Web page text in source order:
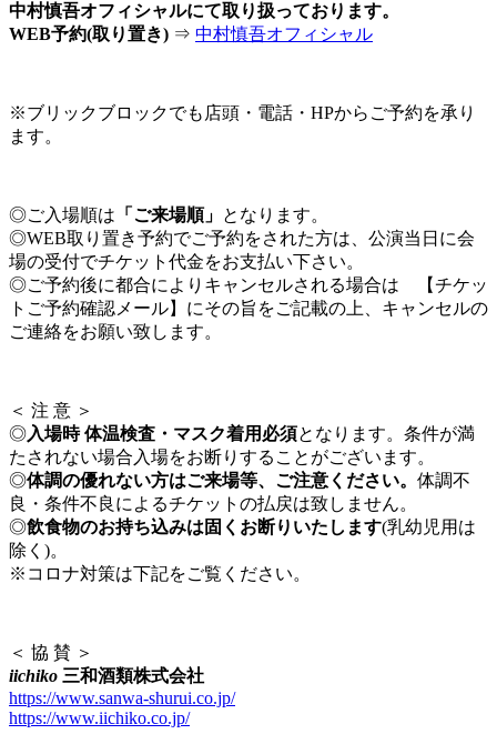
中村慎吾オフィシャルにて取り扱っております。
WEB予約(取り置き) ⇒ 中村慎吾オフィシャル
※ブリックブロックでも店頭・電話・HPからご予約を承り
ます。
◎ご入場順は 「ご来場順」 となります。
◎WEB取り置き予約でご予約をされた方は、公演当日に会
場の受付でチケット代金をお支払い下さい。
◎ご予約後に都合によりキャンセルされる場合は 【チケッ
トご予約確認メール】にその旨をご記載の上、キャンセルの
ご連絡をお願い致します。
＜ 注 意 ＞
◎入場時 体温検査・マスク着用必須となります。条件が満
たされない場合入場をお断りすることがございます。
◎体調の優れない方はご来場等、ご注意ください。 体調不
良・条件不良によるチケットの払戻は致しません。
◎飲食物のお持ち込みは固くお断りいたします(乳幼児用は
除く)。
※コロナ対策は下記をご覧ください。
＜ 協 賛 ＞
iichiko 三和酒類株式会社
https://www.sanwa-shurui.co.jp/
https://www.iichiko.co.jp/